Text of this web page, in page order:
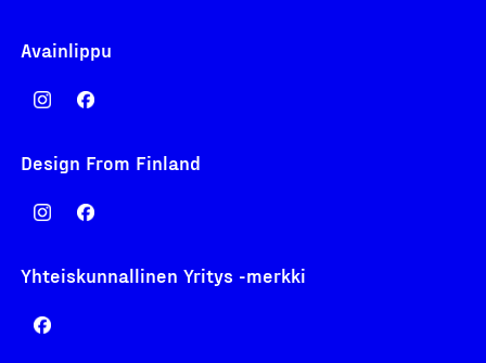
Avainlippu
Design From Finland
Yhteiskunnallinen Yritys -merkki